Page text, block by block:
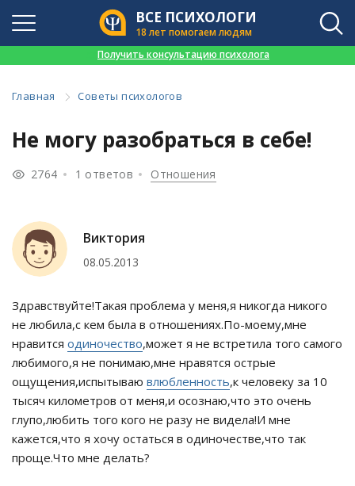
ВСЕ ПСИХОЛОГИ
18 лет помогаем людям
Получить консультацию психолога
Главная Советы психологов
Не могу разобраться в себе!
2764 1 ответов Отношения
Виктория
08.05.2013
Здравствуйте!Такая проблема у меня,я никогда никого
не любила,с кем была в отношениях.По-моему,мне
нравится одиночество,может я не встретила того самого
любимого,я не понимаю,мне нравятся острые
ощущения,испытываю влюбленность,к человеку за 10
тысяч километров от меня,и осознаю,что это очень
глупо,любить того кого не разу не видела!И мне
кажется,что я хочу остаться в одиночестве,что так
проще.Что мне делать?